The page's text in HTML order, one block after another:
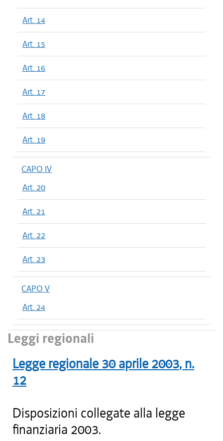
Art. 14
Art. 15
Art. 16
Art. 17
Art. 18
Art. 19
CAPO IV
Art. 20
Art. 21
Art. 22
Art. 23
CAPO V
Art. 24
Leggi regionali
Legge regionale 30 aprile 2003, n.
12
Disposizioni collegate alla legge
finanziaria 2003.